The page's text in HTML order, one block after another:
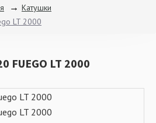
Катушки
LT 2000
FUEGO LT 2000